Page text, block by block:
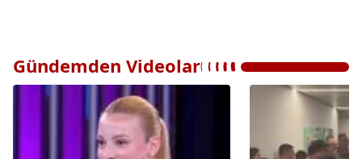
Gündemden Videolar